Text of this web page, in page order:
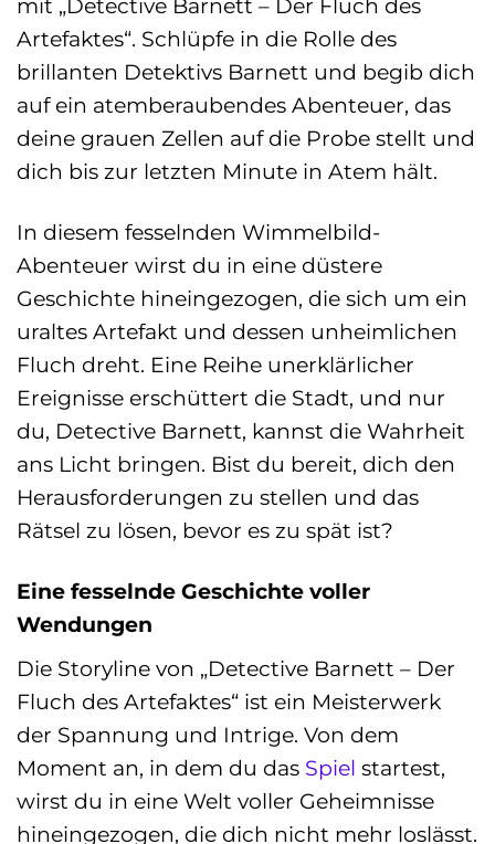
mit „Detective Barnett – Der Fluch des
Artefaktes“. Schlüpfe in die Rolle des
brillanten Detektivs Barnett und begib dich
auf ein atemberaubendes Abenteuer, das
deine grauen Zellen auf die Probe stellt und
dich bis zur letzten Minute in Atem hält.
In diesem fesselnden Wimmelbild-
Abenteuer wirst du in eine düstere
Geschichte hineingezogen, die sich um ein
uraltes Artefakt und dessen unheimlichen
Fluch dreht. Eine Reihe unerklärlicher
Ereignisse erschüttert die Stadt, und nur
du, Detective Barnett, kannst die Wahrheit
ans Licht bringen. Bist du bereit, dich den
Herausforderungen zu stellen und das
Rätsel zu lösen, bevor es zu spät ist?
Eine fesselnde Geschichte voller
Wendungen
Die Storyline von „Detective Barnett – Der
Fluch des Artefaktes“ ist ein Meisterwerk
der Spannung und Intrige. Von dem
Moment an, in dem du das Spiel startest,
wirst du in eine Welt voller Geheimnisse
hineingezogen, die dich nicht mehr loslässt.